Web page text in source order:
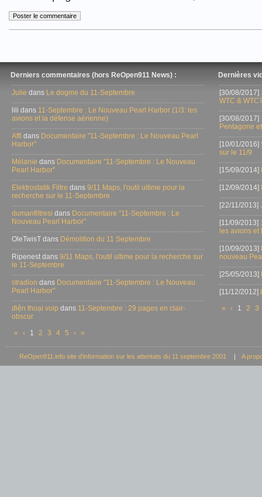
Derniers commentaires (hors ReOpen911 News) :
Julie dans Le dogme du 11-Septembre
lili dans 11-Septembre : Le Nouveau Pearl Harbor (1/3: les
avions et la défense aérienne)
Affi dans Documentaire "11-Septembre : Le Nouveau Pearl
Harbor"
Mélanie dans Documentaire "11-Septembre : Le Nouveau
Pearl Harbor"
Elektrostatik Filtre dans 9/11 Maps, l'outil ultime pour la
recherche sur le 11-Septembre
dumanfiltresi dans Documentaire "11-Septembre : Le
Nouveau Pearl Harbor"
OleTwisT dans Démolition du 11 Septembre
Ripenest dans 9/11 Maps, l'outil ultime pour la recherche sur
le 11-Septembre
stradion dans Documentaire "11-Septembre : Le Nouveau
Pearl Harbor"
điện thoại voip dans 11-Septembre : 29 pages en clair-
obscur
«
‹ 1 2 3 4 5 › »
Dernières
[30/08/2017]
WTC &
[30/08/2017]
Pentagone
[10/01/2016]
sur le 11/9
[15/09/2014]
[12/09/2014]
[22/11/2013]
[11/09/2013]
les avions
[10/09/2013]
nouveau
[25/05/2013]
[11/12/2012]
«
‹ 1 2 3
ReOpen911.info site d’information sur les attentats du 11 septembre 2001 | A